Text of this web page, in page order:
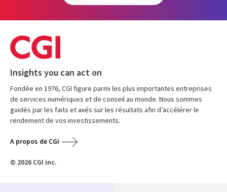
Insights you can act on
Fondée en 1976, CGI figure parmi les plus importantes entreprises
de services numériques et de conseil au monde. Nous sommes
guidés par les faits et axés sur les résultats afin d’accélérer le
rendement de vos investissements.
A propos de CGI
© 2026 CGI inc.